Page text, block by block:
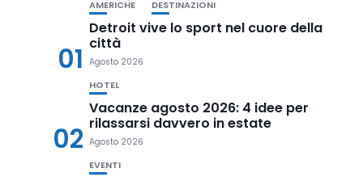
01
AMERICHE DESTINAZIONI
Detroit vive lo sport nel cuore della
città
Agosto 2026
02
HOTEL
Vacanze agosto 2026: 4 idee per
rilassarsi davvero in estate
Agosto 2026
EVENTI